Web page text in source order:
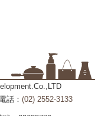
話： (02) 2552-3133